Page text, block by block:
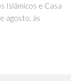
Islâmicos e Casa
agosto, às